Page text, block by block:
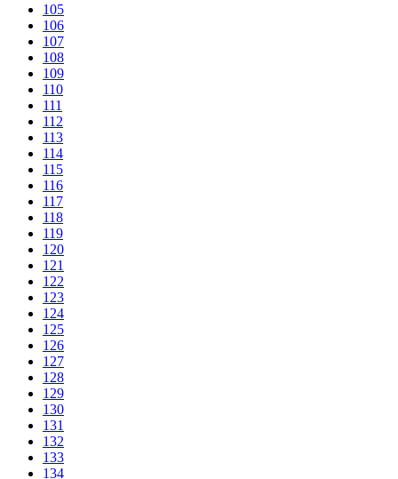
105
106
107
108
109
110
111
112
113
114
115
116
117
118
119
120
121
122
123
124
125
126
127
128
129
130
131
132
133
134